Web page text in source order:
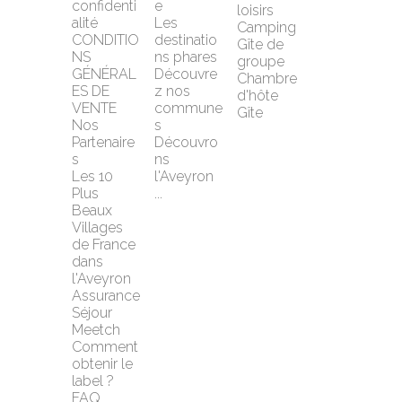
confidenti
alité
CONDITIO
NS
GÉNÉRAL
ES DE
VENTE
Nos
Partenaire
s
Les 10
Plus
Beaux
Villages
de France
dans
l'Aveyron
Assurance
Séjour
Meetch
Comment
obtenir le
label ?
FAQ
e
Les
destinatio
ns phares
Découvre
z nos
commune
s
Découvro
ns
l'Aveyron
...
loisirs
Camping
Gîte de
groupe
Chambre
d'hôte
Gîte